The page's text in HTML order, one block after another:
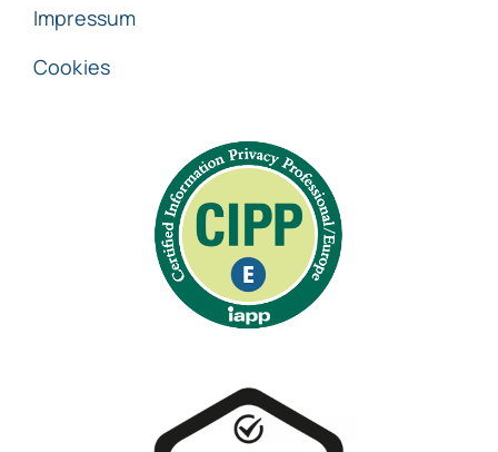
Impressum
Cookies